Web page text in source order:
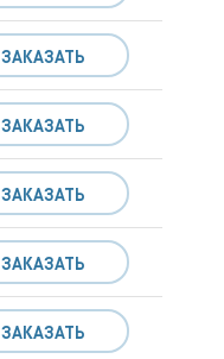
ЗАКАЗАТЬ
ЗАКАЗАТЬ
ЗАКАЗАТЬ
ЗАКАЗАТЬ
ЗАКАЗАТЬ